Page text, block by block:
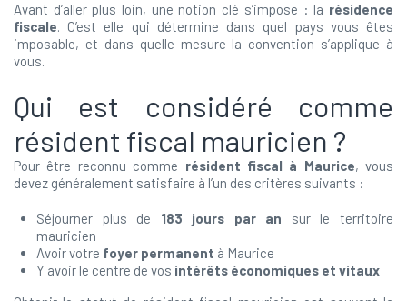
Avant d’aller plus loin, une notion clé s’impose : la résidence
fiscale. C’est elle qui détermine dans quel pays vous êtes
imposable, et dans quelle mesure la convention s’applique à
vous.
Qui est considéré comme
résident fiscal mauricien ?
Pour être reconnu comme résident fiscal à Maurice, vous
devez généralement satisfaire à l’un des critères suivants :
Séjourner plus de 183 jours par an sur le territoire
mauricien
Avoir votre foyer permanent à Maurice
Y avoir le centre de vos intérêts économiques et vitaux